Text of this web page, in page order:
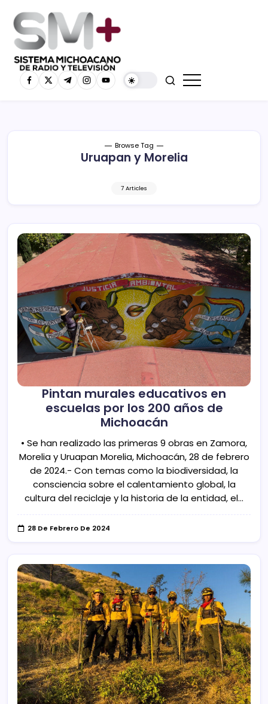
Browse Tag
Uruapan y Morelia
7 Articles
Pintan murales educativos en
escuelas por los 200 años de
Michoacán
• Se han realizado las primeras 9 obras en Zamora,
Morelia y Uruapan Morelia, Michoacán, 28 de febrero
de 2024.- Con temas como la biodiversidad, la
consciencia sobre el calentamiento global, la
cultura del reciclaje y la historia de la entidad, el…
28 De Febrero De 2024